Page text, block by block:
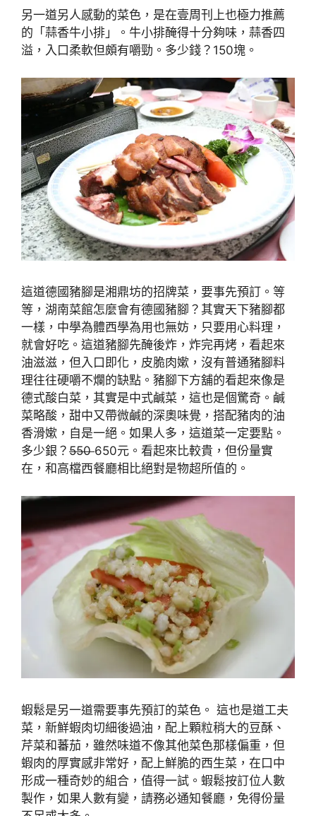
另一道另人感動的菜色，是在壹周刊上也極力推薦
的「蒜香牛小排」。牛小排醃得十分夠味，蒜香四
溢，入口柔軟但頗有嚼勁。多少錢？150塊。
這道德國豬腳是湘鼎坊的招牌菜，要事先預訂。等
等，湖南菜館怎麼會有德國豬腳？其實天下豬腳都
一樣，中學為體西學為用也無妨，只要用心料理，
就會好吃。這道豬腳先醃後炸，炸完再烤，看起來
油滋滋，但入口即化，皮脆肉嫰，沒有普通豬腳料
理往往硬嚼不爛的缺點。豬腳下方舖的看起來像是
德式酸白菜，其實是中式鹹菜，這也是個驚奇。鹹
菜略酸，甜中又帶微鹹的深奧味覺，搭配豬肉的油
香滑嫰，自是一絕。如果人多，這道菜一定要點。
多少銀？ 550650元。看起來比較貴，但份量實
在，和高檔西餐廳相比絕對是物超所值的。
蝦鬆是另一道需要事先預訂的菜色。 這也是道工夫
菜，新鮮蝦肉切細後過油，配上顆粒稍大的豆酥、
芹菜和蕃茄，雖然味道不像其他菜色那樣偏重，但
蝦肉的厚實感非常好，配上鮮脆的西生菜，在口中
形成一種奇妙的組合，值得一試。蝦鬆按訂位人數
製作，如果人數有變，請務必通知餐廳，免得份量